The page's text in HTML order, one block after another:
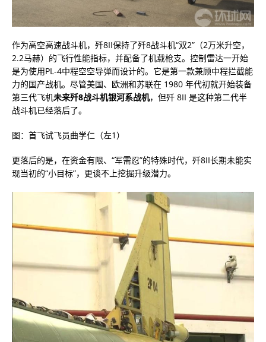
作为高空高速战斗机，歼8II保持了歼8战斗机“双2”（2万米升空，
2.2马赫）的飞行性能指标，并配备了机载枪支。控制雷达一开始
是为使用PL-4中程空空导弹而设计的。它是第一款兼顾中程拦截能
力的国产战机。尽管美国、欧洲和苏联在 1980 年代初就开始装备
第三代飞机未来歼8战斗机银河系战机，但歼 8II 是这种第二代半
战斗机已经落后了。
图：首飞试飞员曲学仁（左1）
更落后的是，在资金有限、“军需忍”的特殊时代，歼8II长期未能实
现当初的“小目标”，更谈不上挖掘升级潜力。